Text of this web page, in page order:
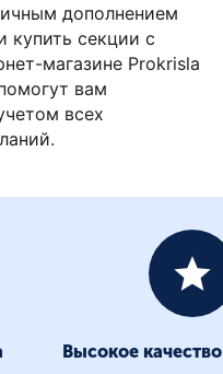
дополнением
купить секции с
магазине Prokrisla
вам
всех
Высокое